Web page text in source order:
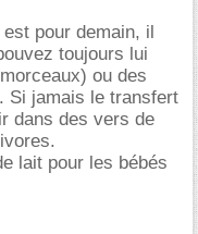
pour demain, il
toujours lui
ou des
Si jamais le transfert
dans des vers de
lait pour les bébés